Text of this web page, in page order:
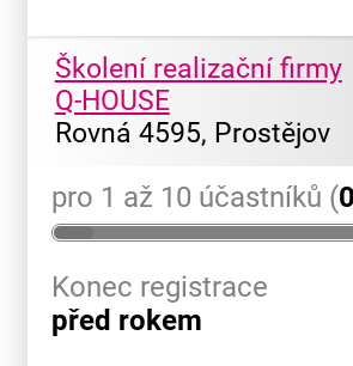
Školení realizační firmy
Q-HOUSE
Rovná 4595, Prostějov
pro 1 až 10 účastníků (
Konec registrace
před rokem